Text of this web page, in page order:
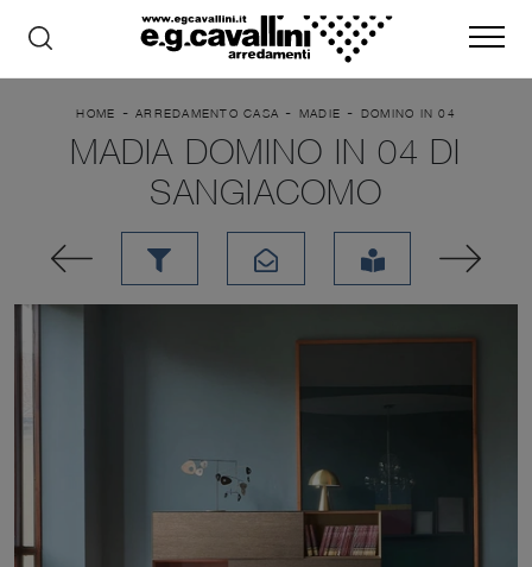
HOME - ARREDAMENTO CASA - MADIE - DOMINO IN 04
MADIA DOMINO IN 04 DI
SANGIACOMO